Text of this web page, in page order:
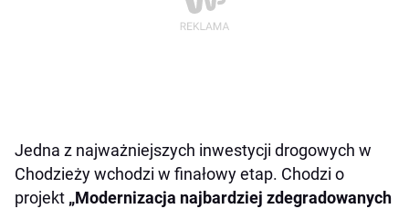
Jedna z najważniejszych inwestycji drogowych w
Chodzieży wchodzi w finałowy etap. Chodzi o
projekt „Modernizacja najbardziej zdegradowanych